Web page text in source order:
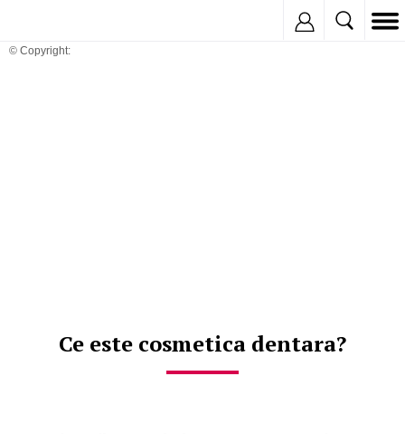
© Copyright:
Ce este cosmetica dentara?